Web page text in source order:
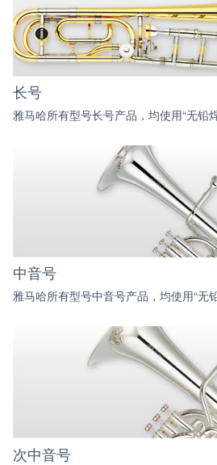
长号
雅马哈所有型号长号产品，均使用“无铅
中音号
雅马哈所有型号中音号产品，均使用“无
次中音号